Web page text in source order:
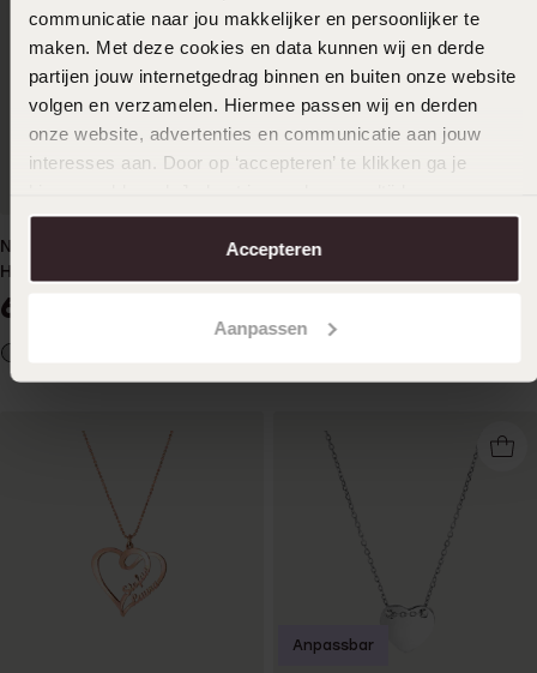
communicatie naar jou makkelijker en persoonlijker te
maken. Met deze cookies en data kunnen wij en derde
partijen jouw internetgedrag binnen en buiten onze website
volgen en verzamelen. Hiermee passen wij en derden
onze website, advertenties en communicatie aan jouw
interesses aan. Door op ‘accepteren’ te klikken ga je
aanpassen. Lees er meer over in onscookiebeleid.
Accepteren
Aanpassen
Namenskette, 925 Silber,
Herz
64
Kette, 925 Silber, Herz,
Anpassbar